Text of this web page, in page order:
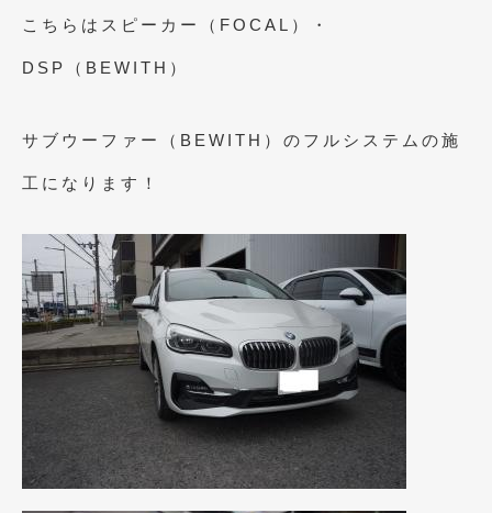
2015年7月(5)
2015年6月 (13)
2015年4月 (5)
2015年3月
2015年2月(8)
2015年1月(11)
2014年12月(4)
2014年11月 (4)
2014年10月(4)
2014年9月 (6)
2014年8月(13)
こちらはスピーカー（FOCAL）・
DSP（BEWITH）
サブウーファー（BEWITH）のフルシステムの施
工になります！